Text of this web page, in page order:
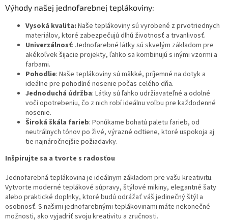
l
á
d
a
c
i
p
r
v
k
v
ý
p
s
Výhody našej jednofarebnej teplákoviny:
Vysoká kvalita: Naše teplákoviny sú vyrobené z prvotriednych
materiálov, ktoré zabezpečujú dlhú životnosť a trvanlivosť.
Univerzálnosť: Jednofarebné látky sú skvelým základom pre
akékoľvek šijacie projekty, ľahko sa kombinujú s inými vzormi a
farbami.
Pohodlie: Naše teplákoviny sú mäkké, príjemné na dotyk a
ideálne pre pohodlné nosenie počas celého dňa.
Jednoduchá údržba: Látky sú ľahko udržiavateľné a odolné
voči opotrebeniu, čo z nich robí ideálnu voľbu pre každodenné
nosenie.
Široká škála farieb: Ponúkame bohatú paletu farieb, od
neutrálnych tónov po živé, výrazné odtiene, ktoré uspokoja aj
tie najnáročnejšie požiadavky.
Inšpirujte sa a tvorte s radosťou
Jednofarebná teplákovina je ideálnym základom pre vašu kreativitu.
Vytvorte moderné teplákové súpravy, štýlové mikiny, elegantné šaty
alebo praktické doplnky, ktoré budú odrážať váš jedinečný štýl a
osobnosť. S našimi jednofarebnými teplákovinami máte nekonečné
možnosti, ako vyjadriť svoju kreativitu a zručnosti.